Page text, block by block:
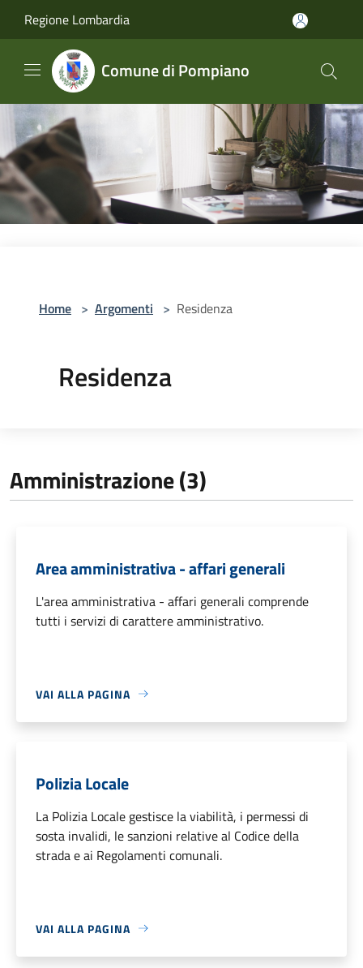
Regione Lombardia
Comune di Pompiano
Home > Argomenti > Residenza
Residenza
Amministrazione (3)
Area amministrativa - affari generali
L'area amministrativa - affari generali comprende
tutti i servizi di carattere amministrativo.
VAI ALLA PAGINA
Polizia Locale
La Polizia Locale gestisce la viabilità, i permessi di
sosta invalidi, le sanzioni relative al Codice della
strada e ai Regolamenti comunali.
VAI ALLA PAGINA